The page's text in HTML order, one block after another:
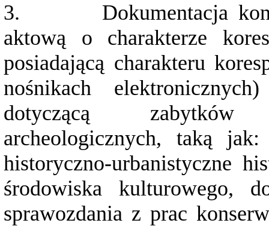
3.
Dokumentacja
aktową o charakterze
posiadającą charakteru
nośnikach
dotyczącą zabytków
archeologicznych, taką
historyczno-urbanistyczne
środowiska kulturowego,
sprawozdania z prac